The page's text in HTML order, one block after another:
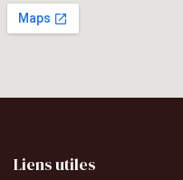
Liens utiles